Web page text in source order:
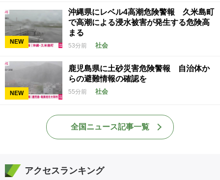
NEW
沖縄県にレベル4高潮危険警報 久米島町
で高潮による浸水被害が発生する危険高
まる
53分前 社会
NEW
鹿児島県に土砂災害危険警報 自治体か
らの避難情報の確認を
55分前 社会
全国ニュース記事一覧
アクセスランキング